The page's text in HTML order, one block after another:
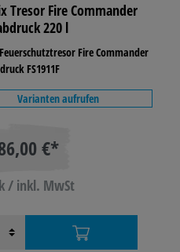
Tresor Fire Commander
220 l
Fire Commander
FS1911F
Varianten aufrufen
€*
/ inkl. MwSt